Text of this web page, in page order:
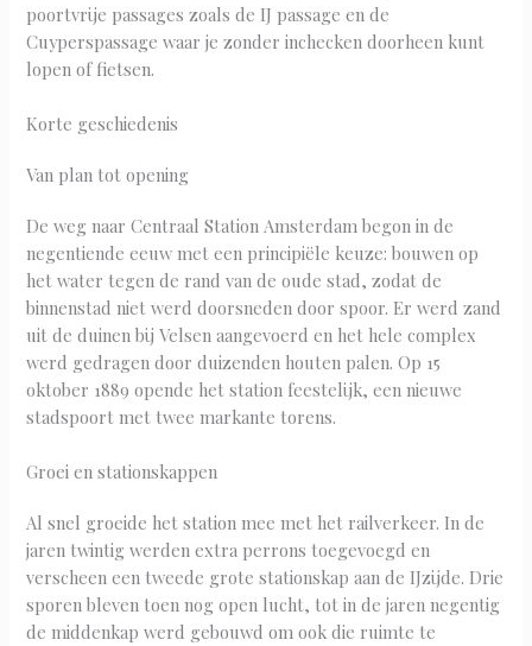
poortvrije passages zoals de IJ passage en de
Cuyperspassage waar je zonder inchecken doorheen kunt
lopen of fietsen.
Korte geschiedenis
Van plan tot opening
De weg naar Centraal Station Amsterdam begon in de
negentiende eeuw met een principiële keuze: bouwen op
het water tegen de rand van de oude stad, zodat de
binnenstad niet werd doorsneden door spoor. Er werd zand
uit de duinen bij Velsen aangevoerd en het hele complex
werd gedragen door duizenden houten palen. Op 15
oktober 1889 opende het station feestelijk, een nieuwe
stadspoort met twee markante torens.
Groei en stationskappen
Al snel groeide het station mee met het railverkeer. In de
jaren twintig werden extra perrons toegevoegd en
verscheen een tweede grote stationskap aan de IJzijde. Drie
sporen bleven toen nog open lucht, tot in de jaren negentig
de middenkap werd gebouwd om ook die ruimte te